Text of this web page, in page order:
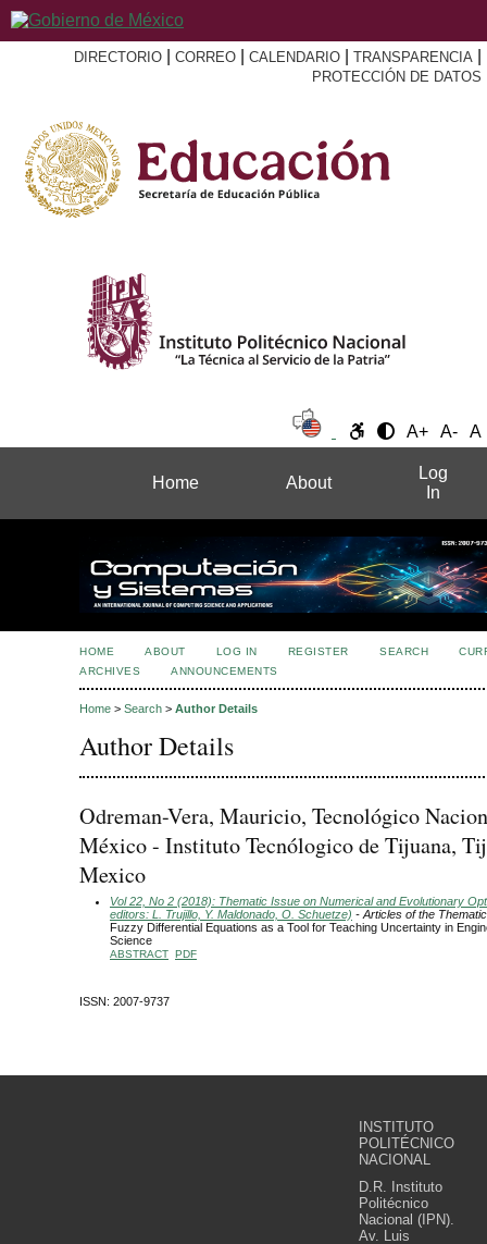
DIRECTORIO CORREO CALENDARIO TRANSPARENCIA
PROTECCIÓN DE DATOS
A+ A- A
Home About
Log
In
HOME ABOUT LOG IN REGISTER SEARCH
ARCHIVES
ANNOUNCEMENTS
Home > Search > Author Details
Author Details
Odreman-Vera, Mauricio, Tecnológico
México - Instituto Tecnólogico de Tijuana,
Mexico
Vol 22, No 2 (2018): Thematic Issue on Numerical and Evolutionary
editors: L. Trujillo, Y. Maldonado, O. Schuetze) - Articles of the
Fuzzy Differential Equations as a Tool for Teaching Uncertainty in
Science
ABSTRACT PDF
ISSN: 2007-9737
INSTITUTO
POLITÉCNICO
NACIONAL
D.R. Instituto
Politécnico
Nacional (IPN).
Av. Luis